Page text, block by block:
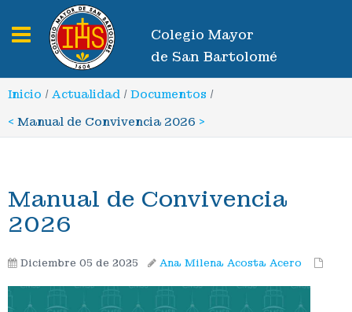
Toggle navigation
Colegio Mayor
de San Bartolomé
Inicio / Actualidad / Documentos /
< Manual de Convivencia 2026 >
Manual de Convivencia
2026
Diciembre 05 de 2025 Ana Milena Acosta Acero